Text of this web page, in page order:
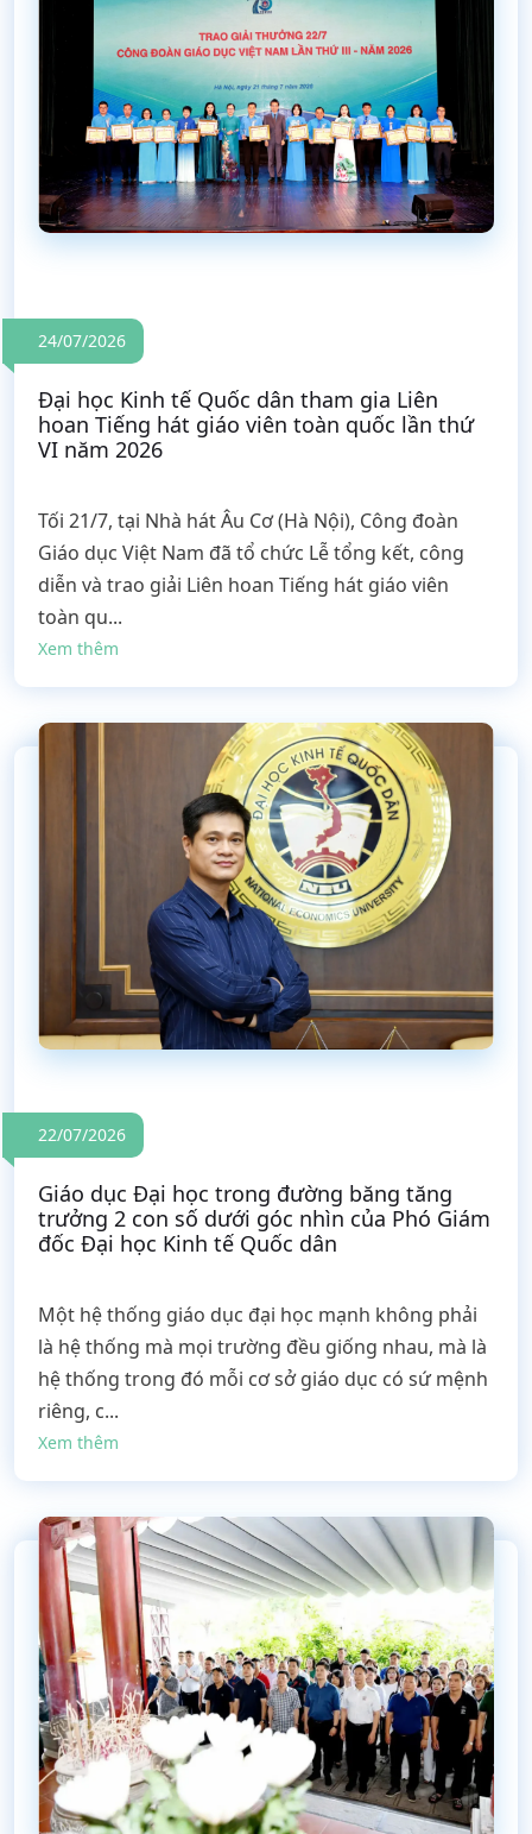
24/07/2026
Đại học Kinh tế Quốc dân tham gia Liên
hoan Tiếng hát giáo viên toàn quốc lần thứ
VI năm 2026
Tối 21/7, tại Nhà hát Âu Cơ (Hà Nội), Công đoàn
Giáo dục Việt Nam đã tổ chức Lễ tổng kết, công
diễn và trao giải Liên hoan Tiếng hát giáo viên
toàn qu...
Xem thêm
22/07/2026
Giáo dục Đại học trong đường băng tăng
trưởng 2 con số dưới góc nhìn của Phó Giám
đốc Đại học Kinh tế Quốc dân
Một hệ thống giáo dục đại học mạnh không phải
là hệ thống mà mọi trường đều giống nhau, mà là
hệ thống trong đó mỗi cơ sở giáo dục có sứ mệnh
riêng, c...
Xem thêm